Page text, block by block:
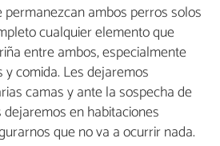
ambos perros solos
cualquier elemento que
entre ambos, especialmente
comida. Les dejaremos
camas y ante la sospecha de
en habitaciones
que no va a ocurrir nada.